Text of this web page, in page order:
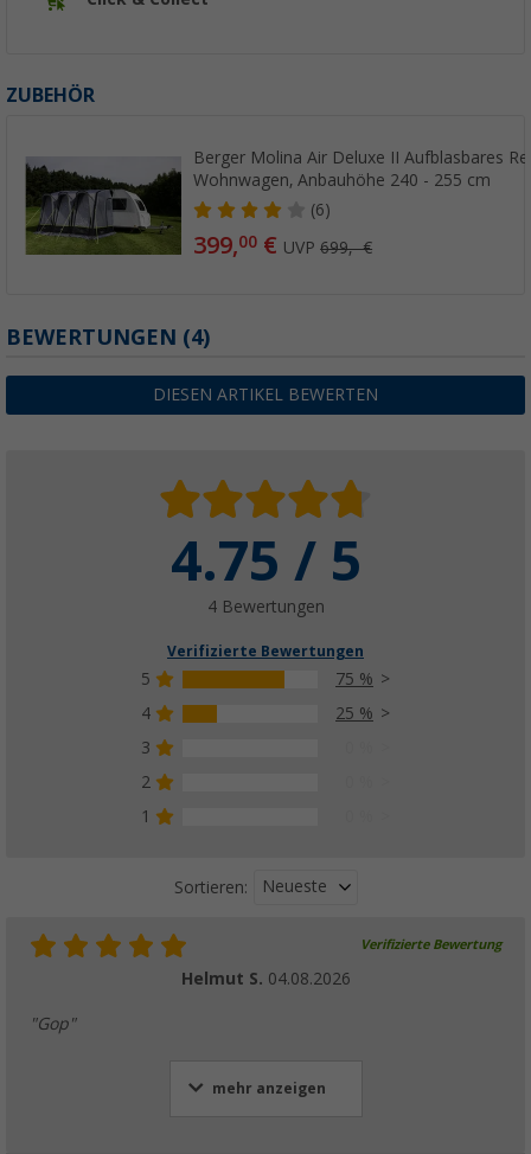
ZUBEHÖR
Berger Molina Air Deluxe II Aufblasbares
Wohnwagen, Anbauhöhe 240 - 255 cm
(6)
399,00 € UVP699,- €
BEWERTUNGEN (4)
DIESEN ARTIKEL BEWERTEN
4.75 / 5
4 Bewertungen
Verifizierte Bewertungen
5
75 %
4
25 %
3
2
1
Sortieren: Neueste
Verifizierte Bewertung
Helmut S. 04.08.2026
"Gop"
mehr anzeigen